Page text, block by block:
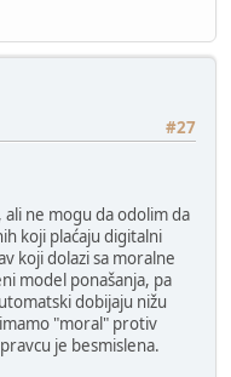
#27
ne mogu da odolim da
koji plaćaju digitalni
koji dolazi sa moralne
model ponašanja, pa
dobijaju nižu
"moral" protiv
je besmislena.